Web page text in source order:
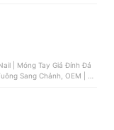
Sang Chảnh, OEM | 24